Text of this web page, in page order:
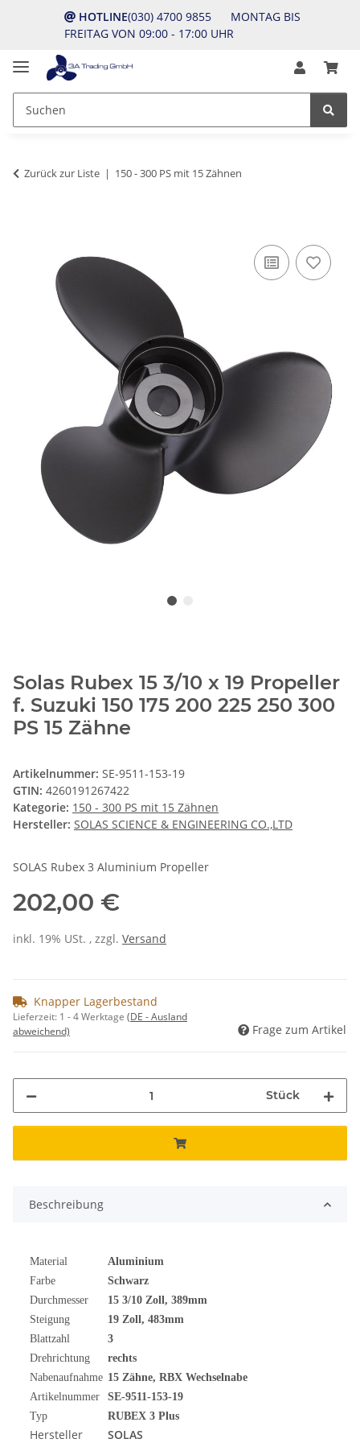
HOTLINE(030) 4700 9855 MONTAG BIS
FREITAG VON 09:00 - 17:00 UHR
Zurück zur Liste 150 - 300 PS mit 15 Zähnen
Solas Rubex 15 3/10 x 19 Propeller
f. Suzuki 150 175 200 225 250 300
PS 15 Zähne
Artikelnummer: SE-9511-153-19
GTIN: 4260191267422
Kategorie: 150 - 300 PS mit 15 Zähnen
Hersteller: SOLAS SCIENCE & ENGINEERING CO.,LTD
SOLAS Rubex 3 Aluminium Propeller
202,00 €
inkl. 19% USt. , zzgl. Versand
Knapper Lagerbestand
Lieferzeit: 1 - 4 Werktage (DE - Ausland
abweichend)
Frage zum Artikel
Stück
Beschreibung
Material
Aluminium
Farbe
Schwarz
Durchmesser
15 3/10 Zoll, 389mm
Steigung
19 Zoll, 483mm
Blattzahl
3
Drehrichtung
rechts
Nabenaufnahme 15 Zähne, RBX Wechselnabe
Artikelnummer
SE-9511-153-19
Typ
RUBEX 3 Plus
Hersteller SOLAS